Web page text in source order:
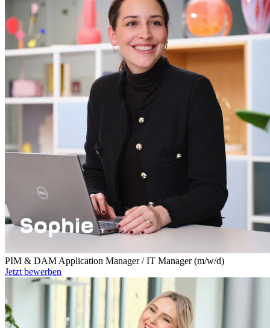
PIM & DAM Application Manager / IT Manager (m/w/d)
Jetzt bewerben